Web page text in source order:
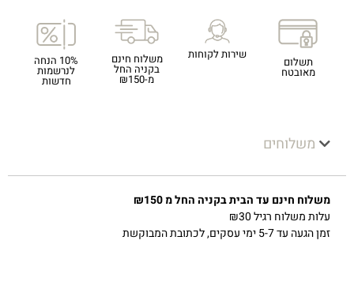
תשלום
מאובטח
שירות לקוחות משלוח חינם
בקניה החל
מ-₪150
10% הנחה
לנרשמות
חדשות
משלוחים
משלוח חינם עד הבית בקניה החל מ ₪150
עלות משלוח רגיל ₪30
זמן הגעה עד 5-7 ימי עסקים, לכתובת המבוקשת